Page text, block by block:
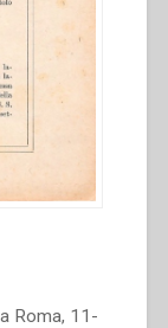
Roma, 11-